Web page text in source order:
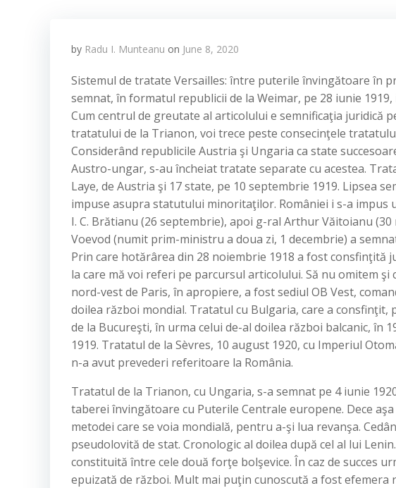
by Radu I. Munteanu on June 8, 2020
Sistemul de tratate Versailles: între puterile învingătoare în
semnat, în formatul republicii de la Weimar, pe 28 iunie
Cum centrul de greutate al articolului e semnificaţia juridică
tratatului de la Trianon, voi trece peste consecinţele
Considerând republicile Austria şi Ungaria ca state
Austro-ungar, s-au încheiat tratate separate cu acestea.
Laye, de Austria şi 17 state, pe 10 septembrie 1919. Lipsea
impuse asupra statutului minoritaţilor. României i s-a impus
I. C. Brătianu (26 septembrie), apoi g-ral Arthur Văitoianu
Voevod (numit prim-ministru a doua zi, 1 decembrie) a
Prin care hotărârea din 28 noiembrie 1918 a fost consfinţită
la care mă voi referi pe parcursul articolului. Să nu omitem
nord-vest de Paris, în apropiere, a fost sediul OB Vest,
doilea război mondial. Tratatul cu Bulgaria, care a
de la Bucureşti, în urma celui de-al doilea război balcanic, în
1919. Tratatul de la Sèvres, 10 august 1920, cu Imperiul
n-a avut prevederi referitoare la România.
Tratatul de la Trianon, cu Ungaria, s-a semnat pe 4 iunie
taberei învingătoare cu Puterile Centrale europene. Dece
metodei care se voia mondială, pentru a-şi lua revanşa.
pseudolovită de stat. Cronologic al doilea după cel al lui
constituită între cele două forţe bolşevice. În caz de succes
epuizată de război. Mult mai puţin cunoscută a fost efemera